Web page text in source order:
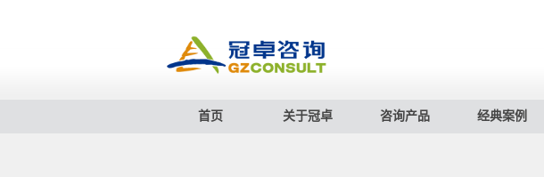
首页 关于冠卓 咨询产品 经典案例